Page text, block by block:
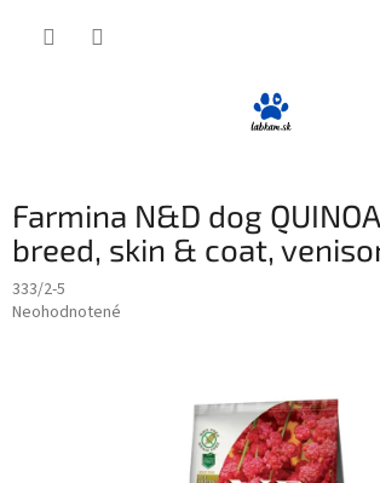
Farmina N&D dog
breed, skin & coat,
333/2-5
Priemerné
Neohodnotené